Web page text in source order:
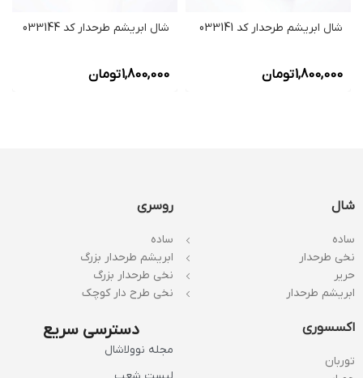
شال ابریشم طرحدار کد 033141
1,800,000تومان
شال ابریشم طرحدار کد 033144
1,800,000تومان
شال
ساده
نخی طرحدار
حریر
ابریشم طرحدار
روسری
ساده
ابریشم طرحدار بزرگ
نخی طرحدار بزرگ
نخی طرح دار کوچک
اکسسوری
توربان
دسترسی سریع
مجله نوولاشال